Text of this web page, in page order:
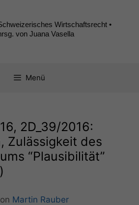
Wirtschaftsrecht •
von Juana Vasella
Menü
2D_39/2016:
Zulässigkeit des
“Plausibilität”
Martin Rauber